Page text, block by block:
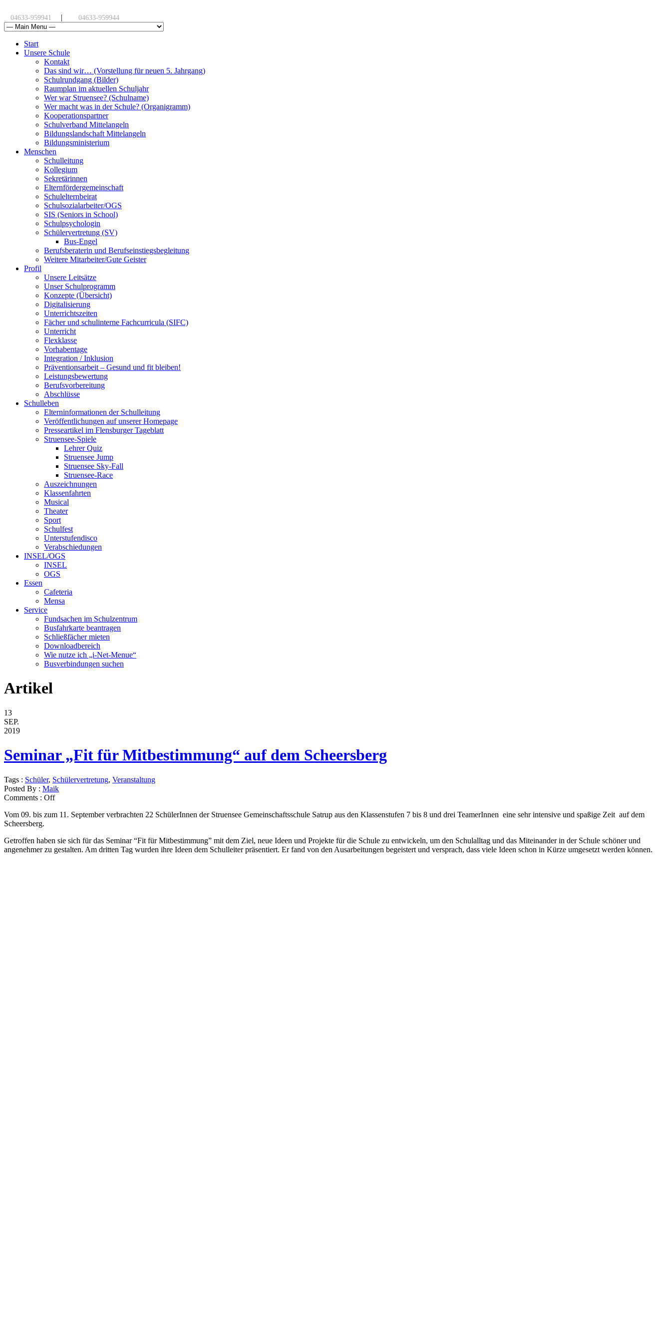
04633-959941 | 04633-959944
Start
Unsere Schule
Kontakt
Das sind wir… (Vorstellung für neuen 5. Jahrgang)
Schulrundgang (Bilder)
Raumplan im aktuellen Schuljahr
Wer war Struensee? (Schulname)
Wer macht was in der Schule? (Organigramm)
Kooperationspartner
Schulverband Mittelangeln
Bildungslandschaft Mittelangeln
Bildungsministerium
Menschen
Schulleitung
Kollegium
Sekretärinnen
Elternfördergemeinschaft
Schulelternbeirat
Schulsozialarbeiter/OGS
SIS (Seniors in School)
Schulpsychologin
Schülervertretung (SV)
Bus-Engel
Berufsberaterin und Berufseinstiegsbegleitung
Weitere Mitarbeiter/Gute Geister
Profil
Unsere Leitsätze
Unser Schulprogramm
Konzepte (Übersicht)
Digitalisierung
Unterrichtszeiten
Fächer und schulinterne Fachcurricula (SIFC)
Unterricht
Flexklasse
Vorhabentage
Integration / Inklusion
Präventionsarbeit – Gesund und fit bleiben!
Leistungsbewertung
Berufsvorbereitung
Abschlüsse
Schulleben
Elterninformationen der Schulleitung
Veröffentlichungen auf unserer Homepage
Presseartikel im Flensburger Tageblatt
Struensee-Spiele
Lehrer Quiz
Struensee Jump
Struensee Sky-Fall
Struensee-Race
Auszeichnungen
Klassenfahrten
Musical
Theater
Sport
Schulfest
Unterstufendisco
Verabschiedungen
INSEL/OGS
INSEL
OGS
Essen
Cafeteria
Mensa
Service
Fundsachen im Schulzentrum
Busfahrkarte beantragen
Schließfächer mieten
Downloadbereich
Wie nutze ich „i-Net-Menue“
Busverbindungen suchen
Artikel
13
SEP.
2019
Seminar „Fit für Mitbestimmung“ auf dem Scheersberg
Tags : Schüler, Schülervertretung, Veranstaltung
Posted By : Maik
Comments : Off
Vom 09. bis zum 11. September verbrachten 22 SchülerInnen der Struensee Gemeinschaftsschule Satrup aus den Klassenstufen 7 bis 8 und drei TeamerInnen eine sehr intensive und spaßige Zeit auf dem
Scheersberg.
Getroffen haben sie sich für das Seminar “Fit für Mitbestimmung” mit dem Ziel, neue Ideen und Projekte für die Schule zu entwickeln, um den Schulalltag und das Miteinander in der Schule schöner und
angenehmer zu gestalten. Am dritten Tag wurden ihre Ideen dem Schulleiter präsentiert. Er fand von den Ausarbeitungen begeistert und versprach, dass viele Ideen schon in Kürze umgesetzt werden können.